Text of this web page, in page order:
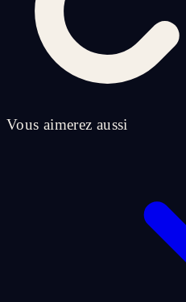
Vous aimerez aussi